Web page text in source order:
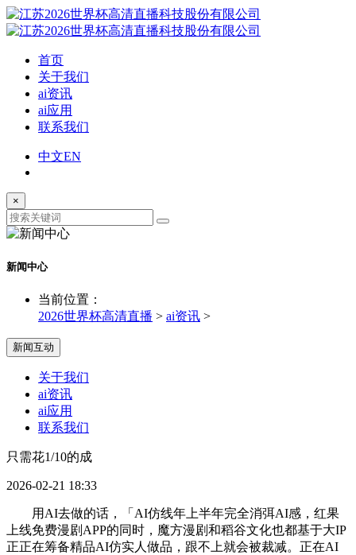
首页
关于我们
ai资讯
ai应用
联系我们
中文EN
×
新闻中心
当前位置：
2026世界杯高清直播 > ai资讯 >
新闻互动
关于我们
ai资讯
ai应用
联系我们
只需花1/10的成
2026-02-21 18:33
用AI去做的话，「AI仿线年上半年完全消弭AI感，红果
上线免费漫剧APP的同时，魔方漫剧和稻谷文化也都基于大IP
正正在筹备精品AI仿实人做品，跟不上就会被裁减。正在AI